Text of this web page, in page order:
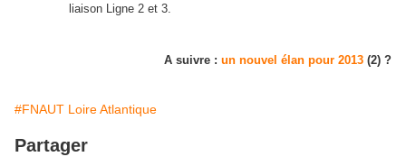
liaison Ligne 2 et 3.
A suivre : un nouvel élan pour 2013 (2) ?
#FNAUT Loire Atlantique
Partager